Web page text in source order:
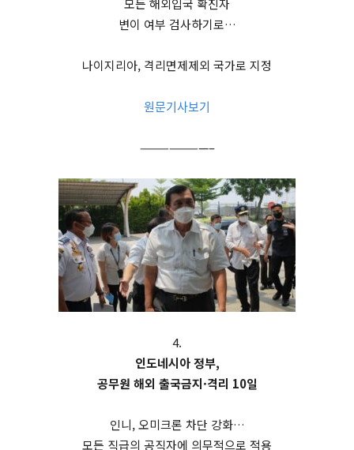
모든 해외입국 확진자
변이 여부 검사하기로…
나이지리아, 격리면제제외 국가로 지정
원문기사보기
———————–
4.
인도네시아 정부,
공무원 해외 출국금지·격리 10일
인니, 오미크론 차단 강화…
모든 직급의 공직자에 의무적으로 적용